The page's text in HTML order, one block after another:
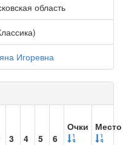
область
Игоревна
3 4 5 6
Очки Место